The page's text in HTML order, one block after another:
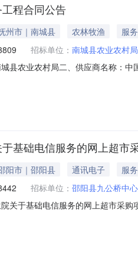
程合同公告
州市｜南城县 农林牧渔
服务
招标单位： 南城县农业农村局
县农业农村局二、供应商名称：
项：无八、联系方式1、采购人名
基础电信服务的网上超市
阳市｜邵阳县 通讯电子
服务
招标单位： 邵阳县九公桥中
关于基础电信服务的网上超市采
、其他事项：https://